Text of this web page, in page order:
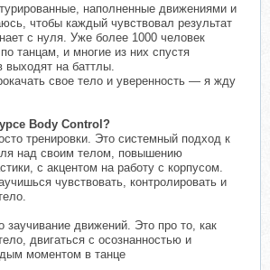
наполненные движениями и
чтобы каждый чувствовал результат
с нуля. Уже более 1000 человек
танцам, и многие из них спустя
выходят на баттлы.
свое тело и уверенность — я жду
Body Control?
тренировки. Это системный подход к
над своим телом, повышению
с акцентом на работу с корпусом.
чувствовать, контролировать и
заучивание движений. Это про то, как
двигаться с осознанностью и
моментом в танце